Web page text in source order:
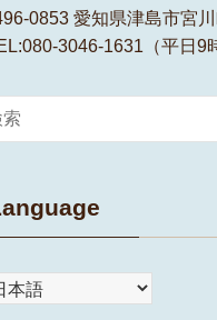
0853 愛知県津島市宮
3046-1631（平日9